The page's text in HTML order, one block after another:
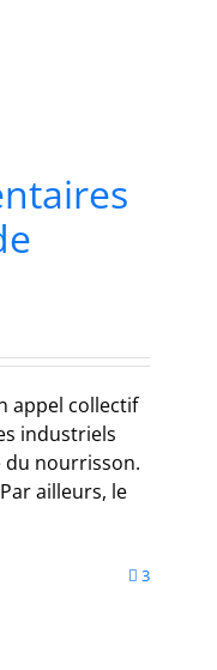
appel collectif
industriels
du nourrisson.
ailleurs, le
3